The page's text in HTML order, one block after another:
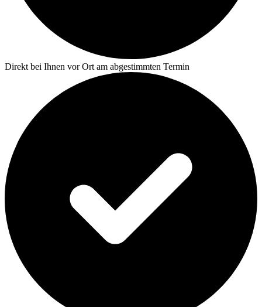
Direkt bei Ihnen vor Ort am abgestimmten Termin